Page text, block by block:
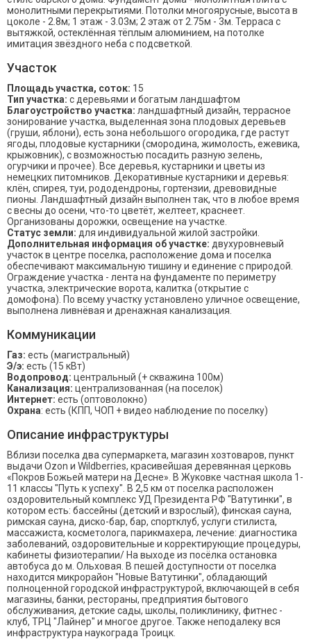
монолитными перекрытиями. Потолки многоярусные, высота в
цоколе - 2.8м; 1 этаж - 3.03м; 2 этаж от 2.75м - 3м. Терраса с
вытяжкой, остеклённая тёплым алюминием, на потолке
имитация звёздного неба с подсветкой.
Участок
Площадь участка, соток: 15
Тип участка: с деревьями и богатым ландшафтом
Благоустройство участка: ландшафтный дизайн, террасное
зонирование участка, выделенная зона плодовых деревьев
(груши, яблони), есть зона небольшого огородика, где растут
ягоды, плодовые кустарники (смородина, жимолость, ежевика,
крыжовник), с возможностью посадить разную зелень,
огурчики и прочее). Все деревья, кустарники и цветы из
немецких питомников. Декоративные кустарники и деревья:
клён, спирея, туи, рододендроны, гортензии, древовидные
пионы. Ландшафтный дизайн выполнен так, что в любое время
с весны до осени, что-то цветёт, желтеет, краснеет.
Организованы дорожки, освещение на участке.
Статус земли: для индивидуальной жилой застройки.
Дополнительная информация об участке: двухуровневый
участок в центре поселка, расположение дома и поселка
обеспечивают максимальную тишину и единение с природой.
Ограждение участка - лента на фундаменте по периметру
участка, электрические ворота, калитка (открытие с
домофона). По всему участку установлено уличное освещение,
выполнена ливнёвая и дренажная канализация.
Коммуникации
Газ: есть (магистральный)
Э/э: есть (15 кВт)
Водопровод: центральный (+ скважина 100м)
Канализация: централизованная (на поселок)
Интернет: есть (оптоволокно)
Охрана: есть (КПП, ЧОП + видео наблюдение по поселку)
Описание инфраструктуры
Вблизи поселка два супермаркета, магазин хозтоваров, пункт
выдачи Ozon и Wildberries, красивейшая деревянная церковь
«Покров Божьей матери на Десне». В Жуковке частная школа 1-
11 классы "Путь к успеху". В 2,5 км от поселка расположен
оздоровительный комплекс УД Президента РФ "Ватутинки", в
котором есть: бассейны (детский и взрослый), финская сауна,
римская сауна, диско-бар, бар, спортклуб, услуги стилиста,
массажиста, косметолога, парикмахера, лечение: диагностика
заболеваний, оздоровительные и корректирующие процедуры,
кабинеты физиотерапии/ На выходе из посёлка остановка
автобуса до м. Ольховая. В пешей доступности от поселка
находится микрорайон "Новые Ватутинки", обладающий
полноценной городской инфраструктурой, включающей в себя
магазины, банки, рестораны, предприятия бытового
обслуживания, детские сады, школы, поликлинику, фитнес -
клуб, ТРЦ "Лайнер" и многое другое. Также неподалеку вся
инфраструктура наукограда Троицк.